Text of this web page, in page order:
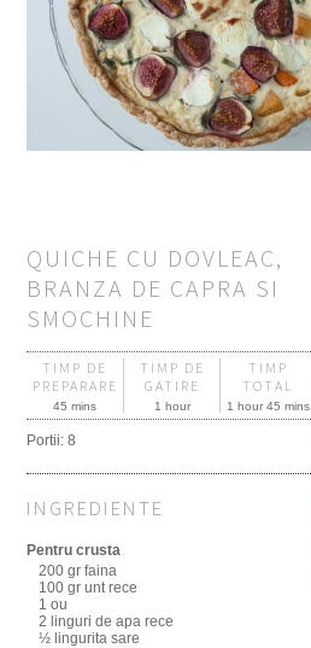
QUICHE CU DOVLEAC,
BRANZA DE CAPRA SI
SMOCHINE
TIMP DE
PREPARARE
45 mins
TIMP DE
GATIRE
1 hour
TIMP
TOTAL
1 hour 45 mins
Portii:8
INGREDIENTE
Pentru crusta
200 gr faina
100 gr unt rece
1 ou
2 linguri de apa rece
½ lingurita sare